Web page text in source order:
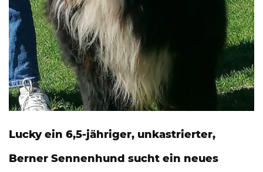
Lucky ein 6,5-jähriger, unkastrierter,
Berner Sennenhund sucht ein neues